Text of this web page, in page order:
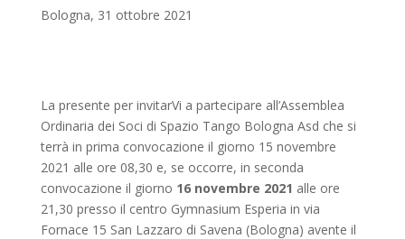
Bologna, 31 ottobre 2021
La presente per invitarVi a partecipare all’Assemblea
Ordinaria dei Soci di Spazio Tango Bologna Asd che si
terrà in prima convocazione il giorno 15 novembre
2021 alle ore 08,30 e, se occorre, in seconda
convocazione il giorno 16 novembre 2021 alle ore
21,30 presso il centro Gymnasium Esperia in via
Fornace 15 San Lazzaro di Savena (Bologna) avente il